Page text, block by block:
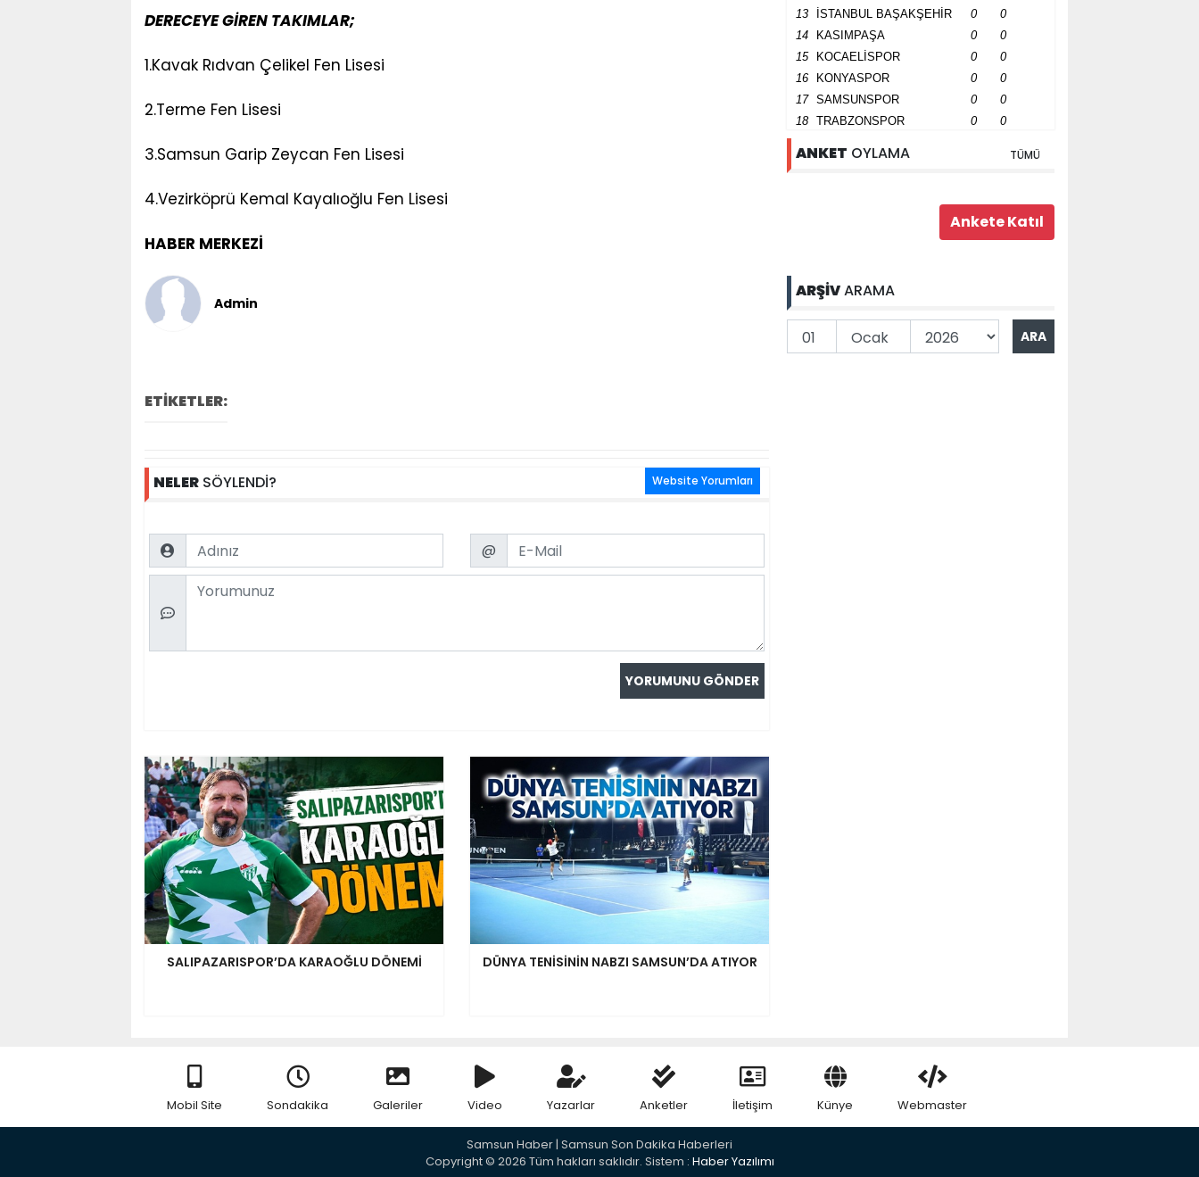
DERECEYE GİREN TAKIMLAR;
1.Kavak Rıdvan Çelikel Fen Lisesi
2.Terme Fen Lisesi
3.Samsun Garip Zeycan Fen Lisesi
4.Vezirköprü Kemal Kayalıoğlu Fen Lisesi
HABER MERKEZİ
Admin
ETİKETLER:
NELER SÖYLENDİ? Website Yorumları
Name Email
@
Comment
SALIPAZARISPOR’DA KARAOĞLU DÖNEMİ DÜNYA TENİSİNİN NABZI SAMSUN’DA ATIYOR
13
İSTANBUL BAŞAKŞEHİR 0
0
14
KASIMPAŞA 0
0
15
KOCAELİSPOR 0
0
16
KONYASPOR 0
0
17
SAMSUNSPOR 0
0
18
TRABZONSPOR 0 0
ANKET OYLAMA TÜMÜ
ARŞİVARAMA
Mobil Site Sondakika Galeriler Video Yazarlar Anketler İletişim Künye Webmaster
Samsun Haber | Samsun Son Dakika Haberleri
Copyright © 2026 Tüm hakları saklıdır. Sistem : Haber Yazılımı